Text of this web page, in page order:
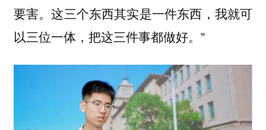
要害。这三个东西其实是一件东西，我就可
以三位一体，把这三件事都做好。”